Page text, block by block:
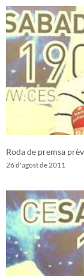
Roda de premsa
26 d'agost de 2011